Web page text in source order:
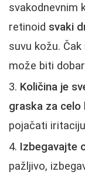
svakodnevnim
retinoid svaki
suvu kožu.
može biti
Količina je
graska za celo
pojačati
Izbegavajte
pažljivo,